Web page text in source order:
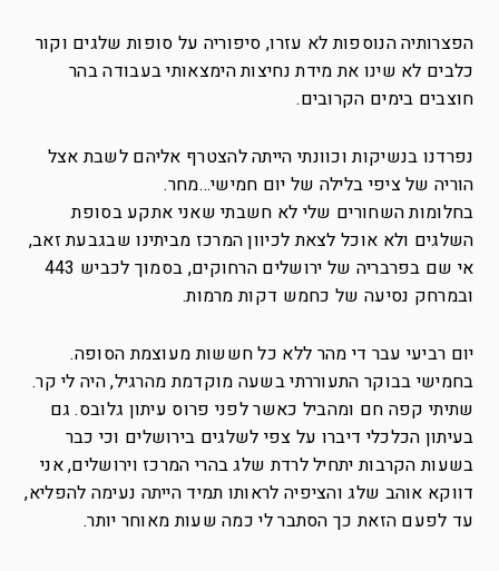
הפצרותיה הנוספות לא עזרו, סיפוריה על סופות שלגים וקור
כלבים לא שינו את מידת נחיצות הימצאותי בעבודה בהר
חוצבים בימים הקרובים.
נפרדנו בנשיקות וכוונתי הייתה להצטרף אליהם לשבת אצל
הוריה של ציפי בלילה של יום חמישי…מחר.
בחלומות השחורים שלי לא חשבתי שאני אתקע בסופת
השלגים ולא אוכל לצאת לכיוון המרכז מביתינו שבגבעת זאב,
אי שם בפרבריה של ירושלים הרחוקים, בסמוך לכביש 443
ובמרחק נסיעה של כחמש דקות מרמות.
יום רביעי עבר די מהר ללא כל חששות מעוצמת הסופה.
בחמישי בבוקר התעוררתי בשעה מוקדמת מהרגיל, היה לי קר.
שתיתי קפה חם ומהביל כאשר לפני פרוס עיתון גלובס. גם
בעיתון הכלכלי דיברו על צפי לשלגים בירושלים וכי כבר
בשעות הקרבות יתחיל לרדת שלג בהרי המרכז וירושלים, אני
דווקא אוהב שלג והציפיה לראותו תמיד הייתה נעימה להפליא,
עד לפעם הזאת כך הסתבר לי כמה שעות מאוחר יותר.